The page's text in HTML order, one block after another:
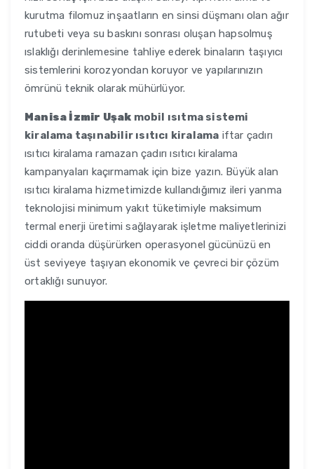
kurutma filomuz inşaatların en sinsi düşmanı olan ağır
rutubeti veya su baskını sonrası oluşan hapsolmuş
ıslaklığı derinlemesine tahliye ederek binaların taşıyıcı
sistemlerini korozyondan koruyor ve yapılarınızın
ömrünü teknik olarak mühürlüyor.
Manisa İzmir Uşak mobil ısıtma sistemi
kiralama taşınabilir ısıtıcı kiralama iftar çadırı
ısıtıcı kiralama ramazan çadırı ısıtıcı kiralama
kampanyaları kaçırmamak için bize yazın. Büyük alan
ısıtıcı kiralama hizmetimizde kullandığımız ileri yanma
teknolojisi minimum yakıt tüketimiyle maksimum
termal enerji üretimi sağlayarak işletme maliyetlerinizi
ciddi oranda düşürürken operasyonel gücünüzü en
üst seviyeye taşıyan ekonomik ve çevreci bir çözüm
ortaklığı sunuyor.